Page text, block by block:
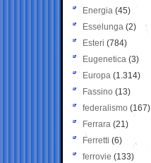
Energia (45)
Esselunga (2)
Esteri (784)
Eugenetica (3)
Europa (1.314)
Fassino (13)
federalismo (167)
Ferrara (21)
Ferretti (6)
ferrovie (133)